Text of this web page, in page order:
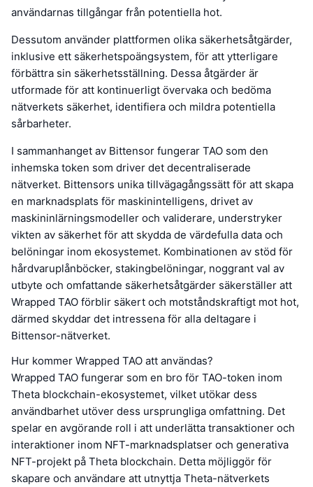
användarnas tillgångar från potentiella hot.
Dessutom använder plattformen olika säkerhetsåtgärder,
inklusive ett säkerhetspoängsystem, för att ytterligare
förbättra sin säkerhetsställning. Dessa åtgärder är
utformade för att kontinuerligt övervaka och bedöma
nätverkets säkerhet, identifiera och mildra potentiella
sårbarheter.
I sammanhanget av Bittensor fungerar TAO som den
inhemska token som driver det decentraliserade
nätverket. Bittensors unika tillvägagångssätt för att skapa
en marknadsplats för maskinintelligens, drivet av
maskininlärningsmodeller och validerare, understryker
vikten av säkerhet för att skydda de värdefulla data och
belöningar inom ekosystemet. Kombinationen av stöd för
hårdvaruplånböcker, stakingbelöningar, noggrant val av
utbyte och omfattande säkerhetsåtgärder säkerställer att
Wrapped TAO förblir säkert och motståndskraftigt mot hot,
därmed skyddar det intressena för alla deltagare i
Bittensor-nätverket.
Hur kommer Wrapped TAO att användas?
Wrapped TAO fungerar som en bro för TAO-token inom
Theta blockchain-ekosystemet, vilket utökar dess
användbarhet utöver dess ursprungliga omfattning. Det
spelar en avgörande roll i att underlätta transaktioner och
interaktioner inom NFT-marknadsplatser och generativa
NFT-projekt på Theta blockchain. Detta möjliggör för
skapare och användare att utnyttja Theta-nätverkets